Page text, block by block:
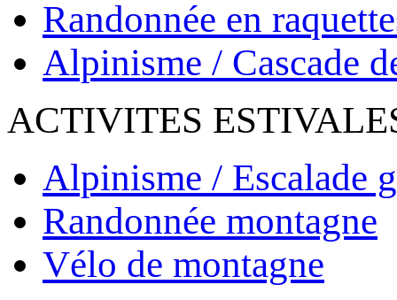
Randonnée en
Alpinisme / Cascade
ACTIVITES
Alpinisme / Escalade
Randonnée montagne
Vélo de montagne